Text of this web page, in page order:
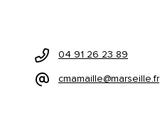
04 91 26 23 89
cmamaille@marseille.fr